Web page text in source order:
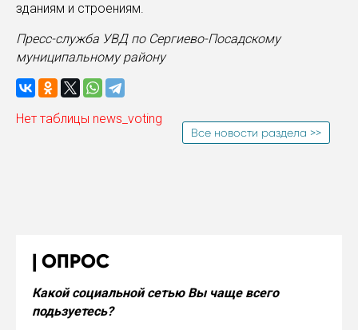
зданиям и строениям.
Пресс-служба УВД по Сергиево-Посадскому
муниципальному району
Нет таблицы news_voting
Все новости раздела >>
ОПРОС
Какой социальной сетью Вы чаще всего
подьзуетесь?